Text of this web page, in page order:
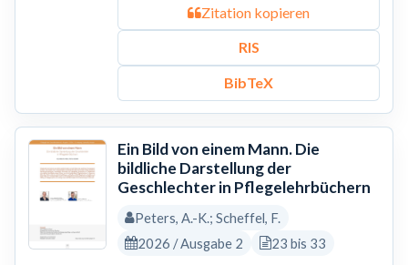
Zitation kopieren
RIS
BibTeX
Ein Bild von einem Mann. Die
bildliche Darstellung der
Geschlechter in Pflegelehrbüchern
Peters, A.-K.; Scheffel, F.
2026 / Ausgabe 2
23 bis 33